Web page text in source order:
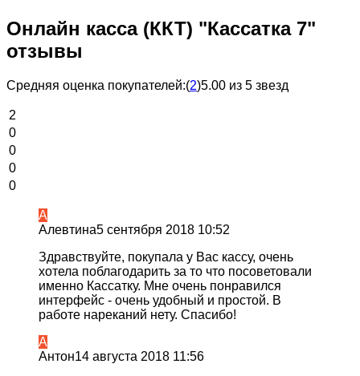
Онлайн касса (ККТ) "Кассатка 7"
отзывы
Средняя оценка покупателей:(2)5.00 из 5 звезд
2
0
0
0
0
А
Алевтина5 сентября 2018 10:52
Здравствуйте, покупала у Вас кассу, очень
хотела поблагодарить за то что посоветовали
именно Кассатку. Мне очень понравился
интерфейс - очень удобный и простой. В
работе нареканий нету. Спасибо!
А
Антон14 августа 2018 11:56